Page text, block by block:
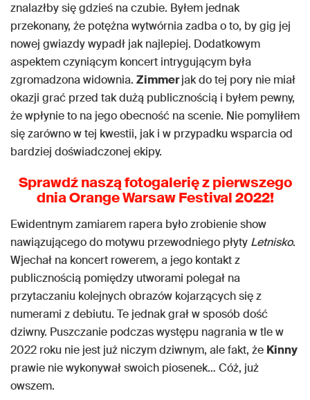
znalazłby się gdzieś na czubie. Byłem jednak
przekonany, że potężna wytwórnia zadba o to, by gig jej
nowej gwiazdy wypadł jak najlepiej. Dodatkowym
aspektem czyniącym koncert intrygującym była
zgromadzona widownia. Zimmerjak do tej pory nie miał
okazji grać przed tak dużą publicznością i byłem pewny,
że wpłynie to na jego obecność na scenie. Nie pomyliłem
się zarówno w tej kwestii, jak i w przypadku wsparcia od
bardziej doświadczonej ekipy.
Sprawdź naszą fotogalerię z pierwszego
dnia Orange Warsaw Festival 2022!
Ewidentnym zamiarem rapera było zrobienie show
nawiązującego do motywu przewodniego płyty Letnisko.
Wjechał na koncert rowerem, a jego kontakt z
publicznością pomiędzy utworami polegał na
przytaczaniu kolejnych obrazów kojarzących się z
numerami z debiutu. Te jednak grał w sposób dość
dziwny. Puszczanie podczas występu nagrania w tle w
2022 roku nie jest już niczym dziwnym, ale fakt, że Kinny
prawie nie wykonywał swoich piosenek… Cóż, już
owszem.